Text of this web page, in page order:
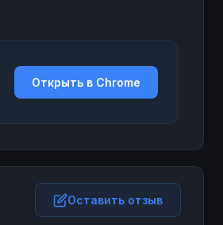
Открыть в Chrome
Оставить отзыв